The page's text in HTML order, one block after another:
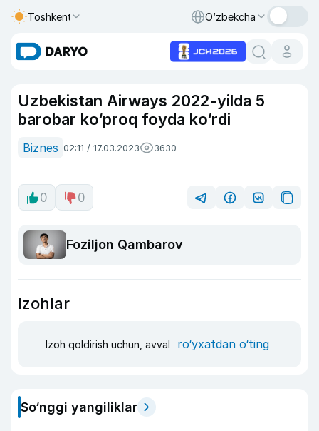
Toshkent O‘zbekcha
Uzbekistan Airways 2022-yilda 5
barobar ko‘proq foyda ko‘rdi
Biznes 02:11 / 17.03.2023 3630
0 0
Foziljon Qambarov
Izohlar
Izoh qoldirish uchun, avval ro‘yxatdan o‘ting
So‘nggi yangiliklar